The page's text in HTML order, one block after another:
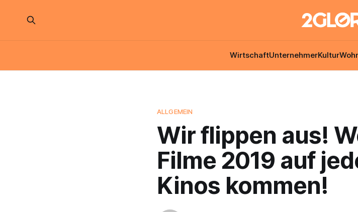
WirtschaftUnternehmerKultur
ALLGEMEIN
Wir flippen aus!
Filme 2019 auf
Kinos kommen!